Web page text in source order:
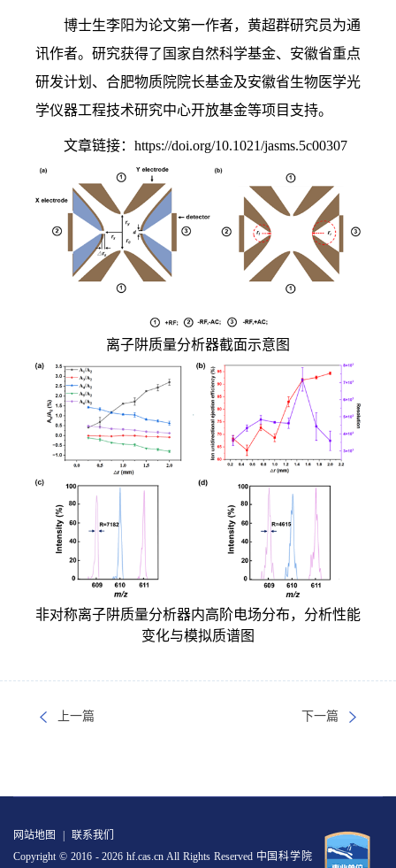
博士生李阳为论文第一作者， 黄超群研究员为通
讯作者。研究获得了国家自然科学基金、安徽省重点
研发计划、合肥物质院院长基金及安徽省生物医学光
学仪器工程技术研究中心开放基金等项目支持。
文章链接： https://doi.org/10.1021/jasms.5c00307
离子阱质量分析器截面示意图
非对称离子阱质量分析器内高阶电场分布，分析性能
变化与模拟质谱图
上一篇 下一篇
网站地图
联系我们
Copyright © 2016 -2026 hf.cas.cn All Rights Reserved 中国科学院